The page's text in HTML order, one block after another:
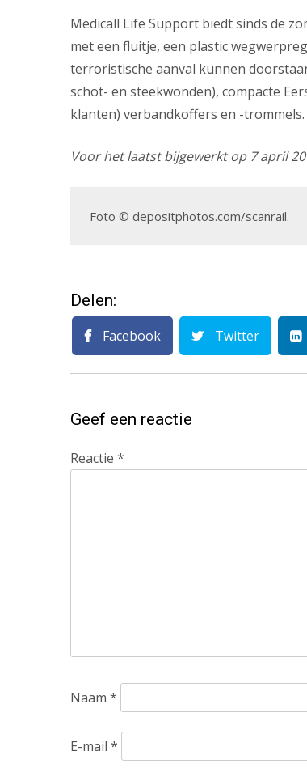
Medicall Life Support biedt sinds de
met een fluitje, een plastic
terroristische aanval kunnen
schot- en steekwonden), compacte
klanten) verbandkoffers en -trommels.
Voor het laatst bijgewerkt op 7 april
Foto © depositphotos.com/scanrail.
Delen:
Facebook Twitter
Geef een reactie
Reactie *
Naam *
E-mail *